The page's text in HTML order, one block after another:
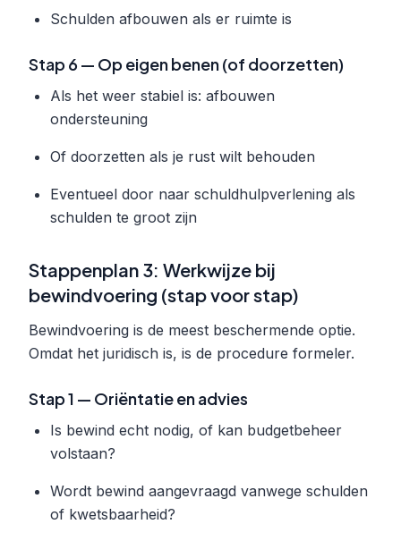
Schulden afbouwen als er ruimte is
Stap 6 — Op eigen benen (of doorzetten)
Als het weer stabiel is: afbouwen
ondersteuning
Of doorzetten als je rust wilt behouden
Eventueel door naar schuldhulpverlening als
schulden te groot zijn
Stappenplan 3: Werkwijze bij
bewindvoering (stap voor stap)
Bewindvoering is de meest beschermende optie.
Omdat het juridisch is, is de procedure formeler.
Stap 1 — Oriëntatie en advies
Is bewind echt nodig, of kan budgetbeheer
volstaan?
Wordt bewind aangevraagd vanwege schulden
of kwetsbaarheid?